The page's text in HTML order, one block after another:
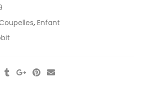
, Enfant